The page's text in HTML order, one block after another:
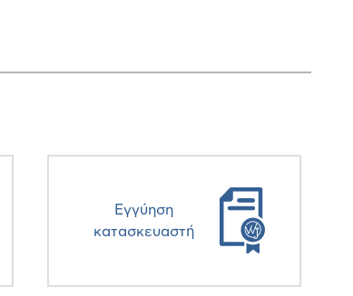
Eγγύηση
κατασκευαστή